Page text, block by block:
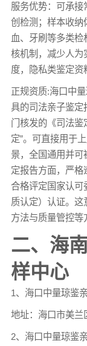
服务优势：可承
创检测；样本收纳
血、牙刷等多类
核机制，减少人为
度，隐私类鉴定资
正规资质:海口中
具的司法亲子鉴定
门核发的《司法鉴
定”。可直接用于
景，全国通用并可
定报告方面，严格
合格评定国家认
质认定）认证。这
方法与质量管控等
二、海
样中心
1、海口中量琼鉴
地址：海口市美兰
2、海口中量琼鉴